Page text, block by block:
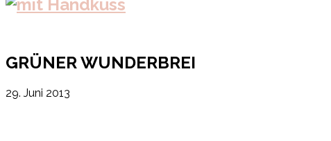
GRÜNER WUNDERBREI
29. Juni 2013